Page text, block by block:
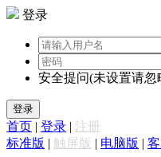
登录
安全提问(未设置请忽
登录
首页 | 登录 | 注册
标准版 | 触屏版 | 电脑版 |